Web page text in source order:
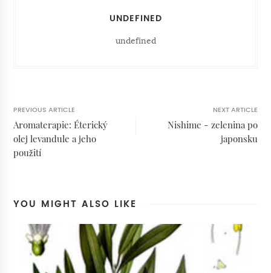
UNDEFINED
undefined
PREVIOUS ARTICLE
Aromaterapie: Éterický
olej levandule a jeho
použití
NEXT ARTICLE
Nishime - zelenina po
japonsku
YOU MIGHT ALSO LIKE